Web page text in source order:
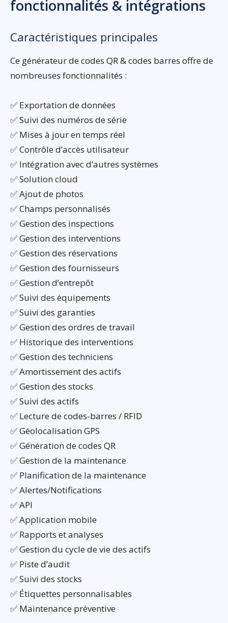
fonctionnalités & intégrations
Caractéristiques principales
Ce générateur de codes QR & codes barres offre de
nombreuses fonctionnalités :
✅ Exportation de données
✅ Suivi des numéros de série
✅ Mises à jour en temps réel
✅ Contrôle d’accès utilisateur
✅ Intégration avec d’autres systèmes
✅ Solution cloud
✅ Ajout de photos
✅ Champs personnalisés
✅ Gestion des inspections
✅ Gestion des interventions
✅ Gestion des réservations
✅ Gestion des fournisseurs
✅ Gestion d’entrepôt
✅ Suivi des équipements
✅ Suivi des garanties
✅ Gestion des ordres de travail
✅ Historique des interventions
✅ Gestion des techniciens
✅ Amortissement des actifs
✅ Gestion des stocks
✅ Suivi des actifs
✅ Lecture de codes-barres / RFID
✅ Géolocalisation GPS
✅ Génération de codes QR
✅ Gestion de la maintenance
✅ Planification de la maintenance
✅ Alertes/Notifications
✅ API
✅ Application mobile
✅ Rapports et analyses
✅ Gestion du cycle de vie des actifs
✅ Piste d’audit
✅ Suivi des stocks
✅ Étiquettes personnalisables
✅ Maintenance préventive